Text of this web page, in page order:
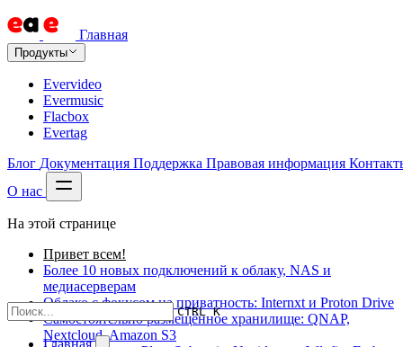
Главная
Продукты
Evervideo
Evermusic
Flacbox
Evertag
Блог Документация Поддержка Правовая информация
О нас
CTRL K
Главная
На этой странице
Привет всем!
Более 10 новых подключений к облаку, NAS и
медиасерверам
Облако с фокусом на приватность: Internxt и Proton Drive
Самостоятельно размещённое хранилище: QNAP,
Nextcloud, Amazon S3